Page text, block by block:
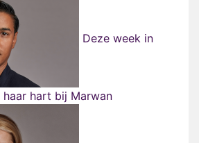
Deze week in
haar hart bij Marwan